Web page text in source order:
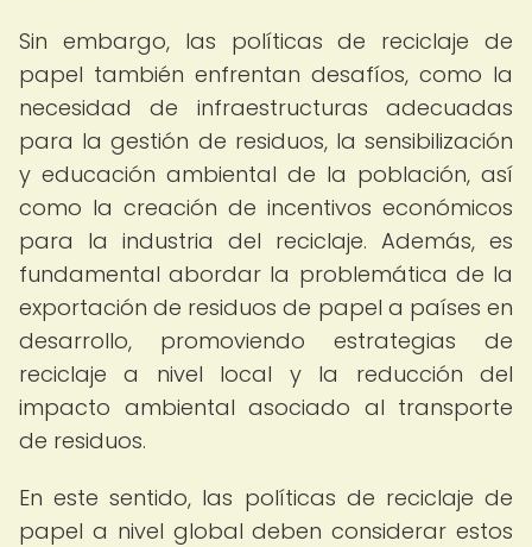
Sin embargo, las políticas de reciclaje de
papel también enfrentan desafíos, como la
necesidad de infraestructuras adecuadas
para la gestión de residuos, la sensibilización
y educación ambiental de la población, así
como la creación de incentivos económicos
para la industria del reciclaje. Además, es
fundamental abordar la problemática de la
exportación de residuos de papel a países en
desarrollo, promoviendo estrategias de
reciclaje a nivel local y la reducción del
impacto ambiental asociado al transporte
de residuos.
En este sentido, las políticas de reciclaje de
papel a nivel global deben considerar estos